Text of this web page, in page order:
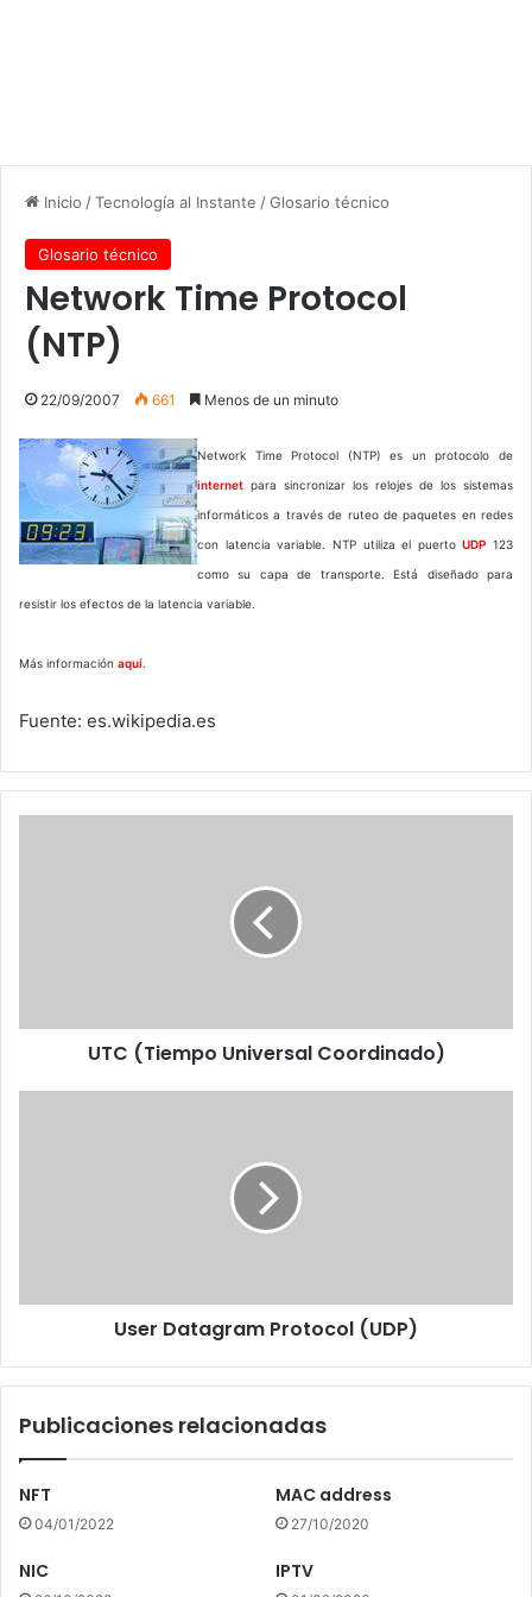
Inicio /Tecnología al Instante /Glosario técnico
Glosario técnico
Network Time Protocol
(NTP)
22/09/2007 661 Menos de un minuto
Network Time Protocol (NTP) es un protocolo de
internet para sincronizar los relojes de los sistemas
informáticos a través de ruteo de paquetes en redes
con latencia variable. NTP utiliza el puertoUDP 123
como su capa de transporte. Está diseñado para
resistir los efectos de la latencia variable.
Más información aquí
Fuente: es.wikipedia.es
UTC (Tiempo Universal Coordinado)
User Datagram Protocol (UDP)
Publicaciones relacionadas
NFT
04/01/2022
MAC address
27/10/2020
NIC IPTV